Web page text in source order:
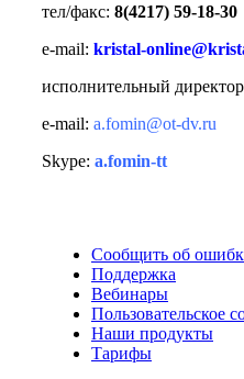
тел/факс: 8(4217) 59-18-30
e-mail: kristal-
исполнительный
e-mail: a.fomin@ot-dv.ru
Skype: a.fomin-tt
Сообщить об
Поддержка
Вебинары
Пользовательское
Наши продукты
Тарифы